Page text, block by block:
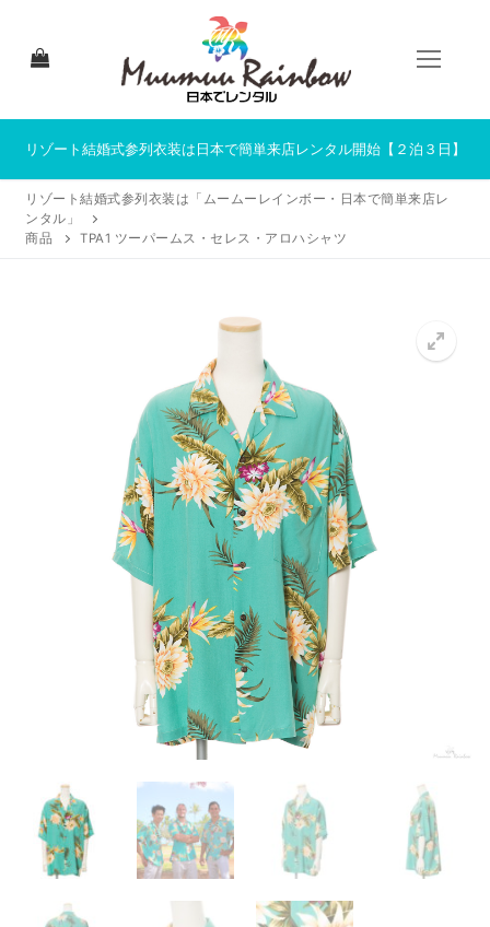
ツ
ス
リゾート結婚式参列衣装は日本で簡単来店レンタル開始【２泊３日】
HOME
来店レンタルについて
来店レンタル商品一覧
お客様の声
アクセス
お問い合わせ
宅配レンタル
リゾート結婚式参列衣装は「ムームーレインボー・日本で簡単来店レ
ンタル」
商品
TPA1 ツーパームス・セレス・アロハシャツ